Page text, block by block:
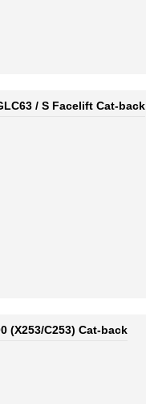
/ S Facelift Cat-back
(X253/C253) Cat-back